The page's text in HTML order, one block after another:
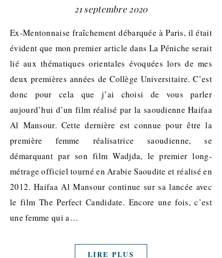
21 septembre 2020
Ex-Mentonnaise fraîchement débarquée à Paris, il était
évident que mon premier article dans La Péniche serait
lié aux thématiques orientales évoquées lors de mes
deux premières années de Collège Universitaire. C’est
donc pour cela que j’ai choisi de vous parler
aujourd’hui d’un film réalisé par la saoudienne Haifaa
Al Mansour. Cette dernière est connue pour être la
première femme réalisatrice saoudienne, se
démarquant par son film Wadjda, le premier long-
métrage officiel tourné en Arabie Saoudite et réalisé en
2012. Haifaa Al Mansour continue sur sa lancée avec
le film The Perfect Candidate. Encore une fois, c’est
une femme qui a…
LIRE PLUS